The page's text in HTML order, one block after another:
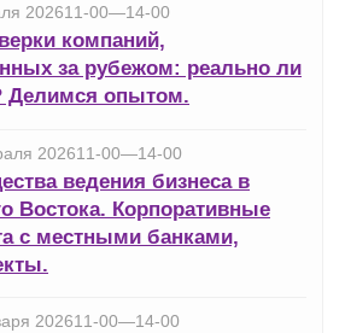
202611-00—14-00
компаний,
за рубежом: реально ли
Делимся опытом.
202611-00—14-00
ведения бизнеса в
Востока. Корпоративные
с местными банками,
202611-00—14-00